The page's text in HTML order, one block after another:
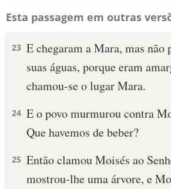
Esta passagem em outras
23 E chegaram a Mara, mas não
suas águas, porque eram
chamou-se o lugar Mara.
24 E o povo murmurou contra
Que havemos de beber?
25 Então clamou Moisés ao
mostrou-lhe uma árvore, e